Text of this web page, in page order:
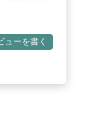
も優しく、
/ 【賞味期
/ 出庫倉庫に
る場合がご
ト運輸 ※指
ューを書く